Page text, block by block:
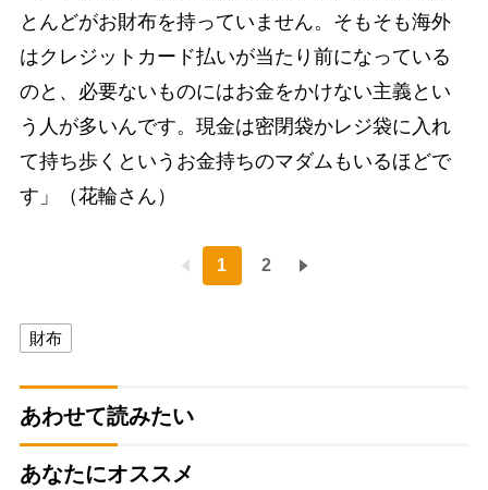
とんどがお財布を持っていません。そもそも海外
はクレジットカード払いが当たり前になっている
のと、必要ないものにはお金をかけない主義とい
う人が多いんです。現金は密閉袋かレジ袋に入れ
て持ち歩くというお金持ちのマダムもいるほどで
す」（花輪さん）
1 2
財布
あわせて読みたい
あなたにオススメ